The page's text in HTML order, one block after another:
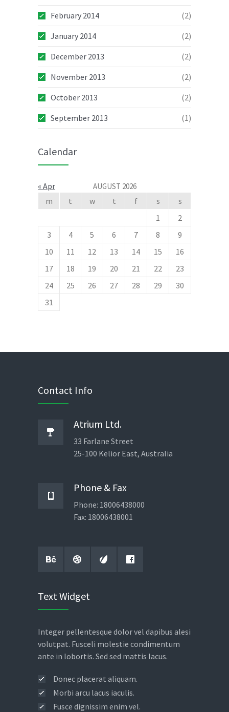
November 7, 2013 No replies
DEC
Donec condimentum diam nisl
rutrum rutrum
06
DEC
Vestibulum imperdiet interdum
04
JAN
Duis quam diam varius quis
January 4, 2014
January 5, 2014 No replies
04
Cras elit ligula scelerisque
February 2014
(2)
January 2014
(2)
December 2013
(2)
November 2013
(2)
October 2013
(2)
September 2013
(1)
Calendar
AUGUST 2026
m t w t f s
s
1
2
3
4 5 6 7 8
9
10
11 12 13 14 15
16
17
18 19 20 21 22
23
24
25 26 27 28 29
30
31
« Apr
Contact Info
Atrium Ltd.
33 Farlane Street
25-100 Kelior East, Australia
Phone & Fax
Phone: 18006438000
Fax: 18006438001
Text Widget
Integer pellentesque dolor vel dapibus alesi
volutpat. Fusceli molestie condimentum
ante in lobortis. Sed sed mattis lacus.
Donec placerat aliquam.
Morbi arcu lacus iaculis.
Fusce dignissim enim vel.